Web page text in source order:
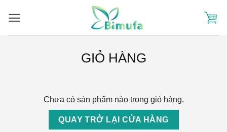
GIỎ HÀNG
Chưa có sản phẩm nào trong giỏ hàng.
QUAY TRỞ LẠI CỬA HÀNG